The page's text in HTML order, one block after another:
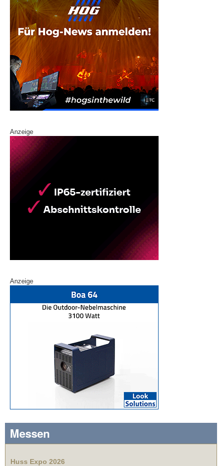
Anzeige
Anzeige
Messen
Huss Expo 2026